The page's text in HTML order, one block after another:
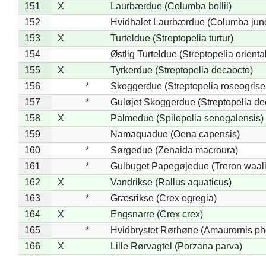
151
X
Laurbærdue (Columba bollii)
152
Hvidhalet Laurbærdue (Columba
153
X
Turteldue (Streptopelia turtur)
154
Østlig Turteldue (Streptopelia
155
X
Tyrkerdue (Streptopelia decaocto)
156
*
Skoggerdue (Streptopelia
157
*
Guløjet Skoggerdue (Streptopelia
158
X
Palmedue (Spilopelia senegalensis)
159
Namaquadue (Oena capensis)
160
*
Sørgedue (Zenaida macroura)
161
*
Gulbuget Papegøjedue (Treron
162
X
Vandrikse (Rallus aquaticus)
163
*
Græsrikse (Crex egregia)
164
X
Engsnarre (Crex crex)
165
*
Hvidbrystet Rørhøne (Amaurornis
166
X
Lille Rørvagtel (Porzana parva)